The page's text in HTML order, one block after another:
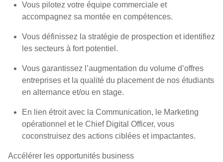
Vous pilotez votre équipe commerciale et
accompagnez sa montée en compétences.
Vous définissez la stratégie de prospection et identifiez
les secteurs à fort potentiel.
Vous garantissez l’augmentation du volume d’offres
entreprises et la qualité du placement de nos étudiants
en alternance et/ou en stage.
En lien étroit avec la Communication, le Marketing
opérationnel et le Chief Digital Officer, vous
coconstruisez des actions ciblées et impactantes.
Accélérer les opportunités business